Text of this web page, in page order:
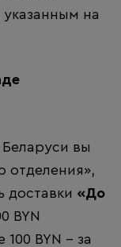
на
вы
отделения»,
доставки «До
BYN
100 BYN - за